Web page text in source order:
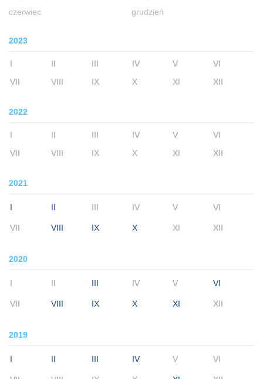
czerwiec
grudzień
2023
I II III IV V
VI
VII
VIII IX X XI XII
2022
I II III IV V
VI
VII
VIII IX X XI XII
2021
I II III IV V VI
VII VIII IX X XI XII
2020
I II III IV V VI
VII VIII IX X XI XII
2019
I II III IV V VI